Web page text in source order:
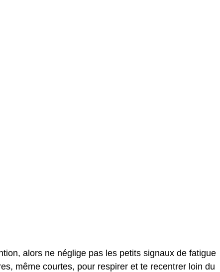
alors ne néglige pas les petits signaux de fatigue
même courtes, pour respirer et te recentrer loin du